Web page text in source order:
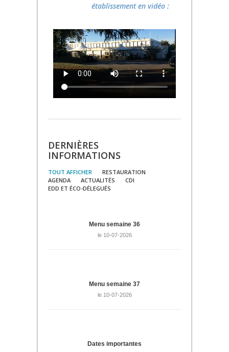
établissement en vidéo :
DERNIÈRES
INFORMATIONS
TOUT AFFICHER
RESTAURATION
AGENDA
ACTUALITÉS
CDI
EDD ET ÉCO-DÉLEGUÉS
Menu semaine 36
le 10-07-2026
Menu semaine 37
le 10-07-2026
Dates importantes